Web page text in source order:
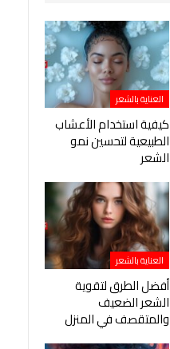
العناية بالشعر
كيفية استخدام الأعشاب
الطبيعية لتحسين نمو
الشعر
العناية بالشعر
أفضل الطرق لتقوية
الشعر الضعيف
والمتقصف في المنزل